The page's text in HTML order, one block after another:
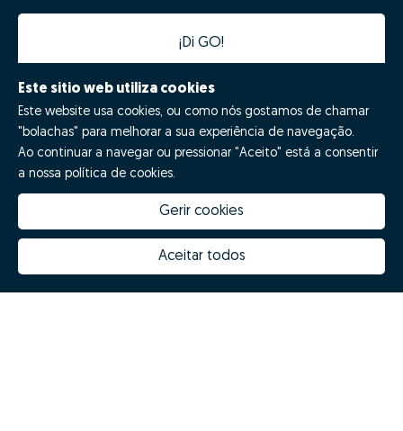
¡Di GO!
Porquê escolher a Zome
Inovação Zome
Hubs Zome
Este sitio web utiliza cookies
Este website usa cookies, ou como nós gostamos de chamar
"bolachas" para melhorar a sua experiência de navegação.
Ao continuar a navegar ou pressionar "Aceito" está a consentir
a nossa política de cookies.
Gerir cookies
Aceitar todos